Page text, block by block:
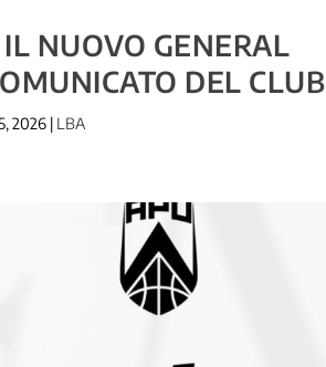
NUOVO GENERAL
DEL CLUB
2026 | LBA